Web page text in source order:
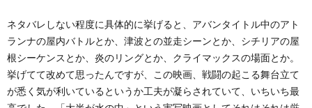
ネタバレしない程度に具体的に挙げると、アバンタイトル中のアト
ランナの屋内バトルとか、津波との並走シーンとか、シチリアの屋
根シーケンスとか、炎のリングとか、クライマックスの場面とか。
挙げてて改めて思ったんですが、この映画、戦闘の起こる舞台立て
が悉く気が利いているというか工夫が凝らされていて、いちいち最